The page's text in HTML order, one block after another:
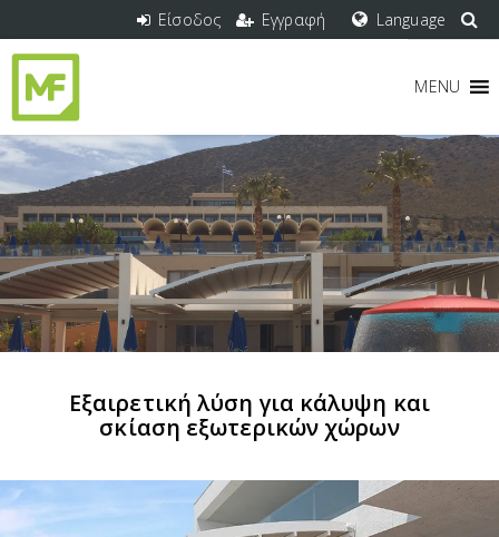
Είσοδος Εγγραφή Language
MENU
Εξαιρετική λύση για κάλυψη και
σκίαση εξωτερικών χώρων